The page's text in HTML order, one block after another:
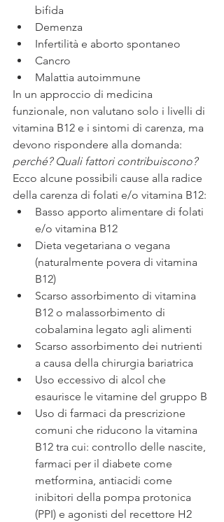
bifida
Demenza
Infertilità e aborto spontaneo
Cancro
Malattia autoimmune
In un approccio di medicina
funzionale, non valutano solo i livelli di
vitamina B12 e i sintomi di carenza, ma
devono rispondere alla domanda:
perché? Quali fattori contribuiscono?
Ecco alcune possibili cause alla radice
della carenza di folati e/o vitamina B12:
Basso apporto alimentare di folati
e/o vitamina B12
Dieta vegetariana o vegana
(naturalmente povera di vitamina
B12)
Scarso assorbimento di vitamina
B12 o malassorbimento di
cobalamina legato agli alimenti
Scarso assorbimento dei nutrienti
a causa della chirurgia bariatrica
Uso eccessivo di alcol che
esaurisce le vitamine del gruppo B
Uso di farmaci da prescrizione
comuni che riducono la vitamina
B12 tra cui: controllo delle nascite,
farmaci per il diabete come
metformina, antiacidi come
inibitori della pompa protonica
(PPI) e agonisti del recettore H2